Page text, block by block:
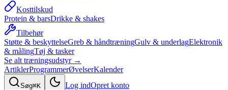
Kosttilskud
Protein & barsDrikke & shakes
Tilbehør
Støtte & beskyttelseGreb & håndtræningGulv & underlagElektronik
& målingTøj & tasker
Se alt træningsudstyr →
ArtiklerProgrammerØvelserKalender
Søg⌘K Log indOpret konto